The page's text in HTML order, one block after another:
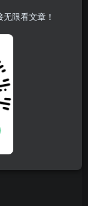
体验。它包含游
和《The
故事令人紧张，
停的惊险时
黑暗只有子弹
造超越常规，
些在带来视觉
限看文章！